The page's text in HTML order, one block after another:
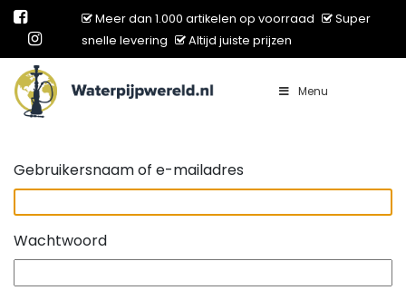
Meer dan 1.000 artikelen op voorraad
Super
snelle levering
Altijd juiste prijzen
Main Navigation Menu
Gebruikersnaam of e-mailadres
Wachtwoord